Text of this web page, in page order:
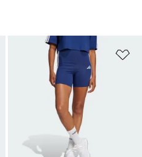
Op verlanglijst zetten